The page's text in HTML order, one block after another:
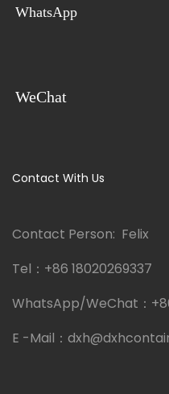
WhatsApp
WeChat
Contact With Us
Contact Person: Felix
Tel： +86 18020269337
WhatsApp/WeChat：
E -Mail：